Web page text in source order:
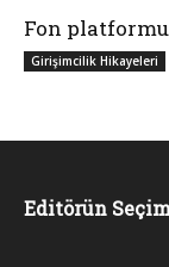
Fon
Girişimcilik Hikayeleri
Editörün